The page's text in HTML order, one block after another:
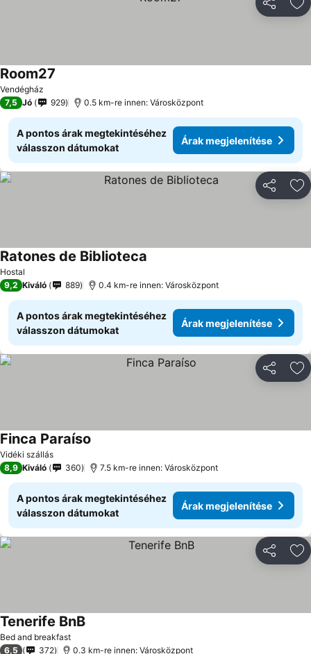
Vendégház
Room27
7,5 Jó 929 0.5 km-re innen: Városközpont
A pontos árak megtekintéséhez
válasszon dátumokat
Árak megjelenítése
Hostal
Ratones de Biblioteca
9,2 Kiváló 889 0.4 km-re innen: Városközpont
A pontos árak megtekintéséhez
válasszon dátumokat
Árak megjelenítése
Vidéki szállás
Finca Paraíso
8,9 Kiváló 360 7.5 km-re innen: Városközpont
A pontos árak megtekintéséhez
válasszon dátumokat
Árak megjelenítése
Bed and breakfast
Tenerife BnB
6,5 372 0.3 km-re innen: Városközpont